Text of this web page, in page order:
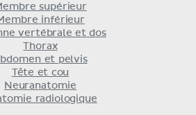
supérieur
inférieur
vertébrale et dos
Thorax
et pelvis
Tête et cou
Neuranatomie
radiologique